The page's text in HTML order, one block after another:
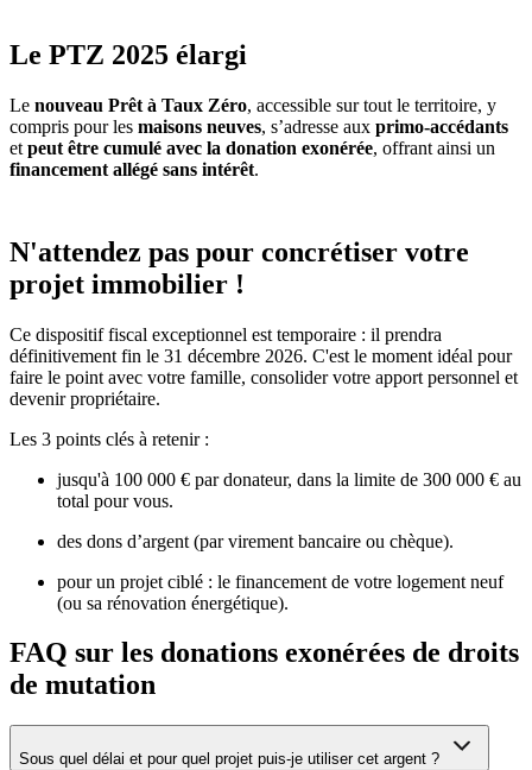
Le PTZ 2025 élargi
Le nouveau Prêt à Taux Zéro, accessible sur tout le territoire, y
compris pour les maisons neuves, s’adresse aux primo-accédants
et peut être cumulé avec la donation exonérée, offrant ainsi un
financement allégé sans intérêt.
N'attendez pas pour concrétiser votre
projet immobilier !
Ce dispositif fiscal exceptionnel est temporaire : il prendra
définitivement fin le 31 décembre 2026. C'est le moment idéal pour
faire le point avec votre famille, consolider votre apport personnel et
devenir propriétaire.
Les 3 points clés à retenir :
jusqu'à 100 000 € par donateur, dans la limite de 300 000 € au
total pour vous.
des dons d’argent (par virement bancaire ou chèque).
pour un projet ciblé : le financement de votre logement neuf
(ou sa rénovation énergétique).
FAQ sur les donations exonérées de droits
de mutation
Sous quel délai et pour quel projet puis-je utiliser cet argent ?